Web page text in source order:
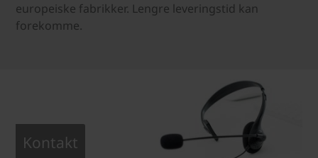
europeiske fabrikker. Lengre leveringstid kan
forekomme.
Kontakt